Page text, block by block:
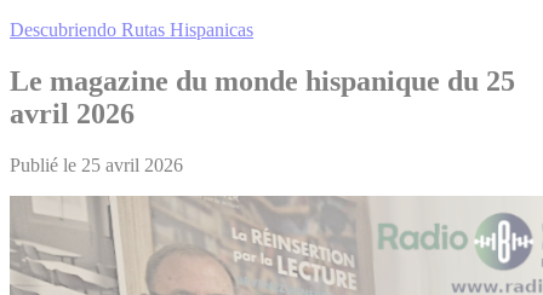
Descubriendo Rutas Hispanicas
Le magazine du monde hispanique du 25
avril 2026
Publié le 25 avril 2026